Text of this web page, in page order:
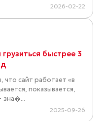
2026-02-22
быстрее 3
что сайт работает «в
показывается,
зна�...
2025-09-26